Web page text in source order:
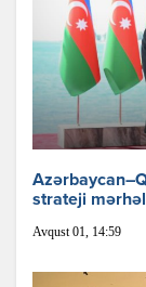
strateji
Avqust 01, 14:59